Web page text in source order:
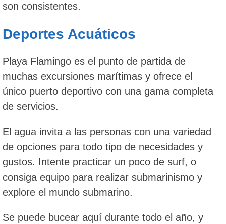
son consistentes.
Deportes Acuáticos
Playa Flamingo es el punto de partida de
muchas excursiones marítimas y ofrece el
único puerto deportivo con una gama completa
de servicios.
El agua invita a las personas con una variedad
de opciones para todo tipo de necesidades y
gustos. Intente practicar un poco de surf, o
consiga equipo para realizar submarinismo y
explore el mundo submarino.
Se puede bucear aquí durante todo el año, y